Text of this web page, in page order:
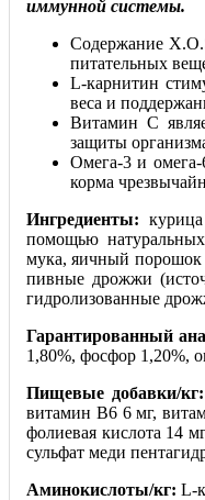
иммунной системы.
Содержание
питательных
L-карнитин
веса и
Витамин С
защиты
Омега-3 и
корма
Ингредиенты:
помощью натуральных
мука, яичный порошок
пивные дрожжи
гидролизованные
Гарантированный
1,80%, фосфор 1,20%,
Пищевые добавки/кг:
витамин В6 6 мг,
фолиевая кислота 14
сульфат меди
Аминокислоты/кг: L-